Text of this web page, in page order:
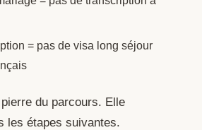
= pas de visa long séjour
du parcours. Elle
les étapes suivantes.